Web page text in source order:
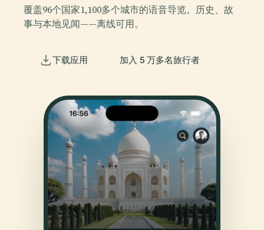
覆盖96个国家1,100多个城市的语音导览。历史、故
事与本地见闻——离线可用。
下载应用 加入 5 万多名旅行者